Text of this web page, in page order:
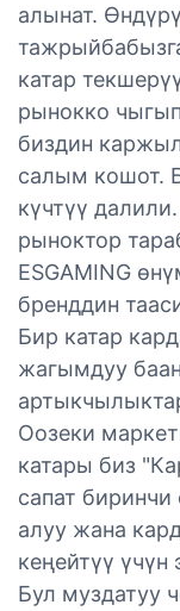
алынат.
катар
рынокко
биздин
салым кошот.
күчтүү
рыноктор
ESGAMING
бренддин
Бир катар
жагымдуу
Оозеки
катары биз
сапат биринчи
алуу жана
кеңейтүү үчүн
Бул муздатуу